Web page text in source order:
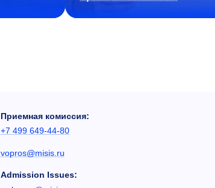
Приемная комиссия:
+7 499 649-44-80
vopros@misis.ru
Admission Issues: